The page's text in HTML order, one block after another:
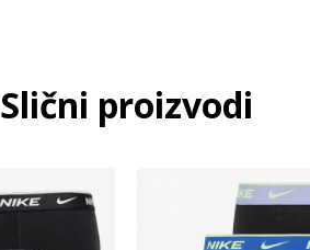
Slični proizvodi